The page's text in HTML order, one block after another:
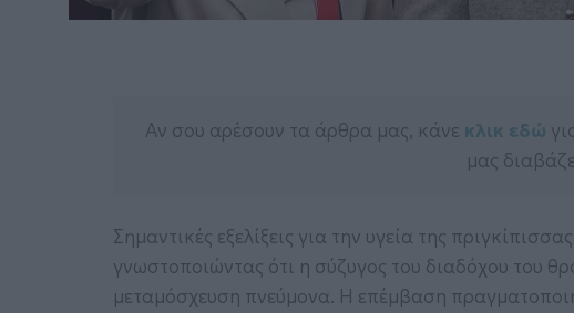
Αν σου αρέσουν τα άρθρα μας, κάνε κλικ εδώ
μας
Σημαντικές εξελίξεις για την υγεία της
γνωστοποιώντας ότι η σύζυγος του διαδόχου του
μεταμόσχευση πνεύμονα. Η επέμβαση